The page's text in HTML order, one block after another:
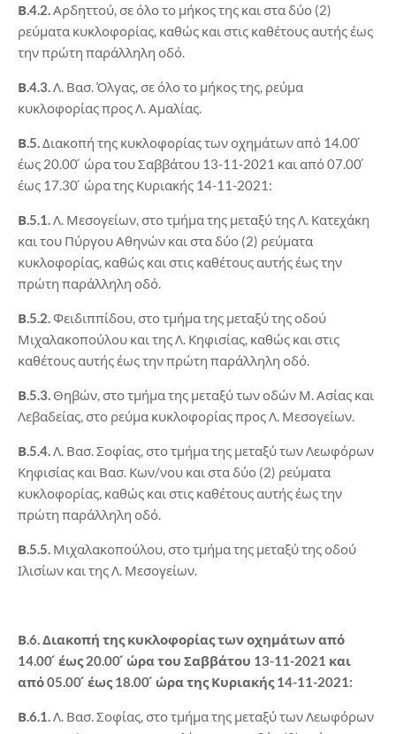
Β.4.2.Αρδηττού, σε όλο το μήκος της και στα δύο (2)
ρεύματα κυκλοφορίας, καθώς και στις καθέτους αυτής έως
την πρώτη παράλληλη οδό.
Β.4.3.Λ. Βασ. Όλγας, σε όλο το μήκος της, ρεύμα
κυκλοφορίας προς Λ. Αμαλίας.
Β.5.Διακοπή της κυκλοφορίας των οχημάτων από 14.00 ́
έως 20.00 ́ ώρα του Σαββάτου 13-11-2021 και από 07.00 ́
έως 17.30 ́ ώρα της Κυριακής 14-11-2021:
Β.5.1.Λ. Μεσογείων, στο τμήμα της μεταξύ της Λ. Κατεχάκη
και του Πύργου Αθηνών και στα δύο (2) ρεύματα
κυκλοφορίας, καθώς και στις καθέτους αυτής έως την
πρώτη παράλληλη οδό.
Β.5.2.Φειδιππίδου, στο τμήμα της μεταξύ της οδού
Μιχαλακοπούλου και της Λ. Κηφισίας, καθώς και στις
καθέτους αυτής έως την πρώτη παράλληλη οδό.
Β.5.3. Θηβών, στο τμήμα της μεταξύ των οδών Μ. Ασίας και
Λεβαδείας, στο ρεύμα κυκλοφορίας προς Λ. Μεσογείων.
Β.5.4.Λ. Βασ. Σοφίας, στο τμήμα της μεταξύ των Λεωφόρων
Κηφισίας και Βασ. Κων/νου και στα δύο (2) ρεύματα
κυκλοφορίας, καθώς και στις καθέτους αυτής έως την
πρώτη παράλληλη οδό.
Β.5.5. Μιχαλακοπούλου, στο τμήμα της μεταξύ της οδού
Ιλισίων και της Λ. Μεσογείων.
Β.6. Διακοπή της κυκλοφορίας των οχημάτων από
14.00 ́ έως 20.00 ́ ώρα του Σαββάτου 13-11-2021 και
από 05.00 ́ έως 18.00 ́ ώρα της Κυριακής 14-11-2021:
Β.6.1.Λ. Βασ. Σοφίας, στο τμήμα της μεταξύ των Λεωφόρων